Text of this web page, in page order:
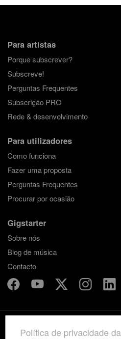
Para artistas
Porque subscrever?
Subscreve!
Perguntas Frequentes
Subscrição PRO
Rede & desenvolvimento
Para utilizadores
Como funciona
Fazer uma proposta
Perguntas Frequentes
Procurar por ocasião
Gigstarter
Sobre nós
Blog de música
Contacto
Termos e condições
Política de privacidade da